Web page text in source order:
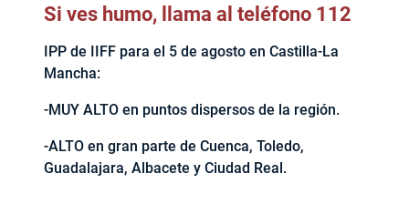
Si ves humo, llama al teléfono 112
IPP de IIFF para el 5 de agosto en Castilla-La
Mancha:
-MUY ALTO en puntos dispersos de la región.
-ALTO en gran parte de Cuenca, Toledo,
Guadalajara, Albacete y Ciudad Real.